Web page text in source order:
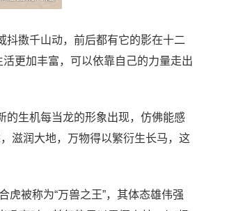
抖擞千山动，前后都有它的影在十二
更加丰富，可以依靠自己的力量走出
的生机每当龙的形象出现，仿佛能感
滋润大地，万物得以繁衍生长马，这
虎被称为“万兽之王”，其体态雄伟强